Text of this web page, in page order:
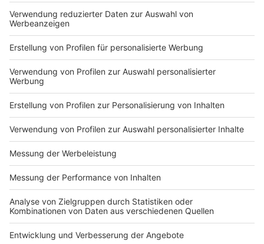
Gesundheitswesen mit Jugendhilfe, Kindergärten,
Schulen, Sportvereinen, Behinderteneinrichtungen
Kinderschutz muss auch verpflichtender Inhalt der
neuen Weiterbildungsordnung für alle Arztgruppen
werden, die sich mit der Versorgung von Kindern
und Jugendlichen und deren Eltern beschäftigen.
Wir fordern Aufnahme der Kinderrechte in das
Grundgesetz und Unterstützung der
medizinischen Fachgesellschaften (steht im
Koalitionsvertrag 2018, sollte bis Ende 2019
verabschiedet sein).
Wir brauchen eine einprägsame
öffentlichkeitswirksame Aktion, um das Umfeld, in
dem sich Kinder regelmäßig bewegen, wie z.B.
Nachbarn, Kitas, Schulen oder Sportvereine,
stärker für die Anzeichen sexuellen Missbrauchs